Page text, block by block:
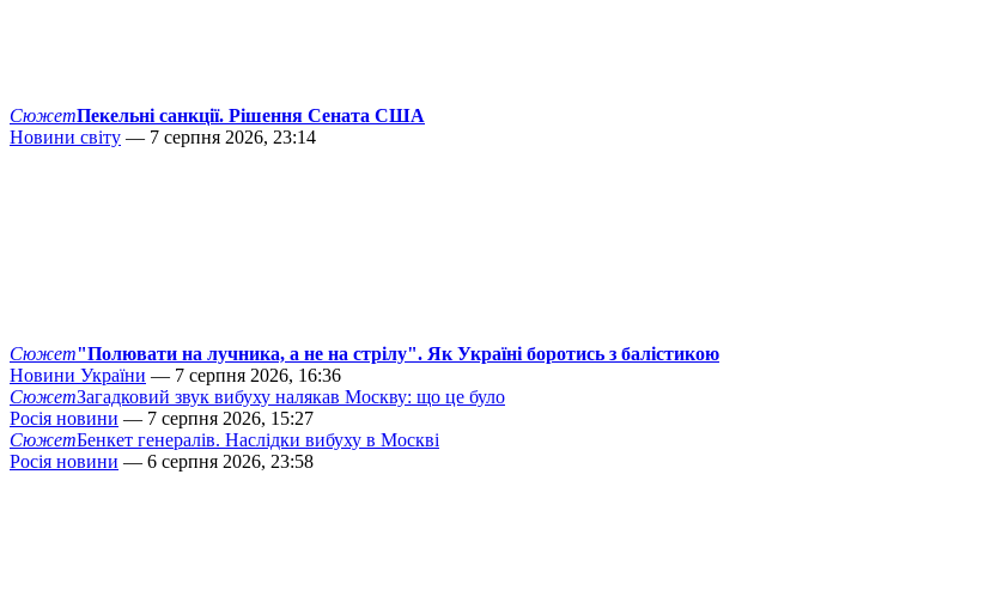
СюжетПекельні санкції. Рішення Сената США
Новини світу — 7 серпня 2026, 23:14
Сюжет"Полювати на лучника, а не на стрілу". Як Україні боротись з балістикою
Новини України — 7 серпня 2026, 16:36
СюжетЗагадковий звук вибуху налякав Москву: що це було
Росія новини — 7 серпня 2026, 15:27
СюжетБенкет генералів. Наслідки вибуху в Москві
Росія новини — 6 серпня 2026, 23:58